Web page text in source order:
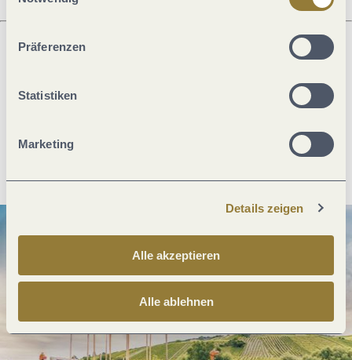
ablehnen" kann es zu Beeinträchtigungen in der Nutzung
Präferenzen
Statistiken
Marketing
Details zeigen
Alle akzeptieren
Alle ablehnen
PDF erzeugen